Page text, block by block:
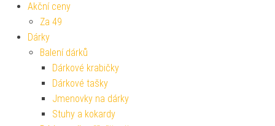
Akční ceny
Za 49
Dárky
Balení dárků
Dárkové krabičky
Dárkové tašky
Jmenovky na dárky
Stuhy a kokardy